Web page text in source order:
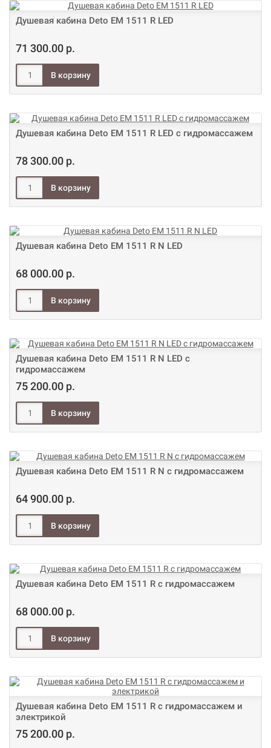
Душевая кабина Deto ЕМ 1511 R LED
71 300.00 р.
Душевая кабина Deto ЕМ 1511 R LED с гидромассажем
78 300.00 р.
Душевая кабина Deto ЕМ 1511 R N LED
68 000.00 р.
Душевая кабина Deto ЕМ 1511 R N LED с
гидромассажем
75 200.00 р.
Душевая кабина Deto ЕМ 1511 R N с гидромассажем
64 900.00 р.
Душевая кабина Deto ЕМ 1511 R с гидромассажем
68 000.00 р.
Душевая кабина Deto ЕМ 1511 R с гидромассажем и
электрикой
75 200.00 р.